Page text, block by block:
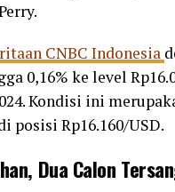
CNBC Indonesia
0,16% ke level
Kondisi ini
posisi Rp16.160/USD.
Dua Calon